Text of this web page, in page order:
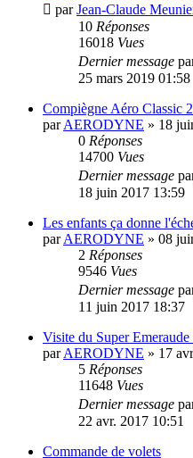
parJean-Claude
10 Réponses
16018 Vues
Dernier message
25 mars 2019 01:58
Compiègne Aéro Classic
parAERODYNE » 18
0 Réponses
14700 Vues
Dernier message
18 juin 2017 13:59
Les enfants ça donne
parAERODYNE » 08
2 Réponses
9546 Vues
Dernier message
11 juin 2017 18:37
Visite du Super
parAERODYNE » 17
5 Réponses
11648 Vues
Dernier message
22 avr. 2017 10:51
Commande de volets